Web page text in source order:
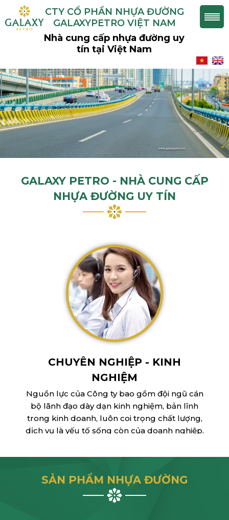
CTY CỔ PHẦN NHỰA ĐƯỜNG
GALAXYPETRO VIỆT NAM
Nhà cung cấp nhựa đường uy
tín tại Việt Nam
GALAXY PETRO - NHÀ CUNG CẤP
NHỰA ĐƯỜNG UY TÍN
CHUYÊN NGHIỆP - KINH
NGHIỆM
Nguồn lực của Công ty bao gồm đội ngũ cán
bộ lãnh đạo dày dạn kinh nghiệm, bản lĩnh
trong kinh doanh, luôn coi trọng chất lượng,
dịch vụ là yếu tố sống còn của doanh nghiệp.
SẢN PHẨM NHỰA ĐƯỜNG